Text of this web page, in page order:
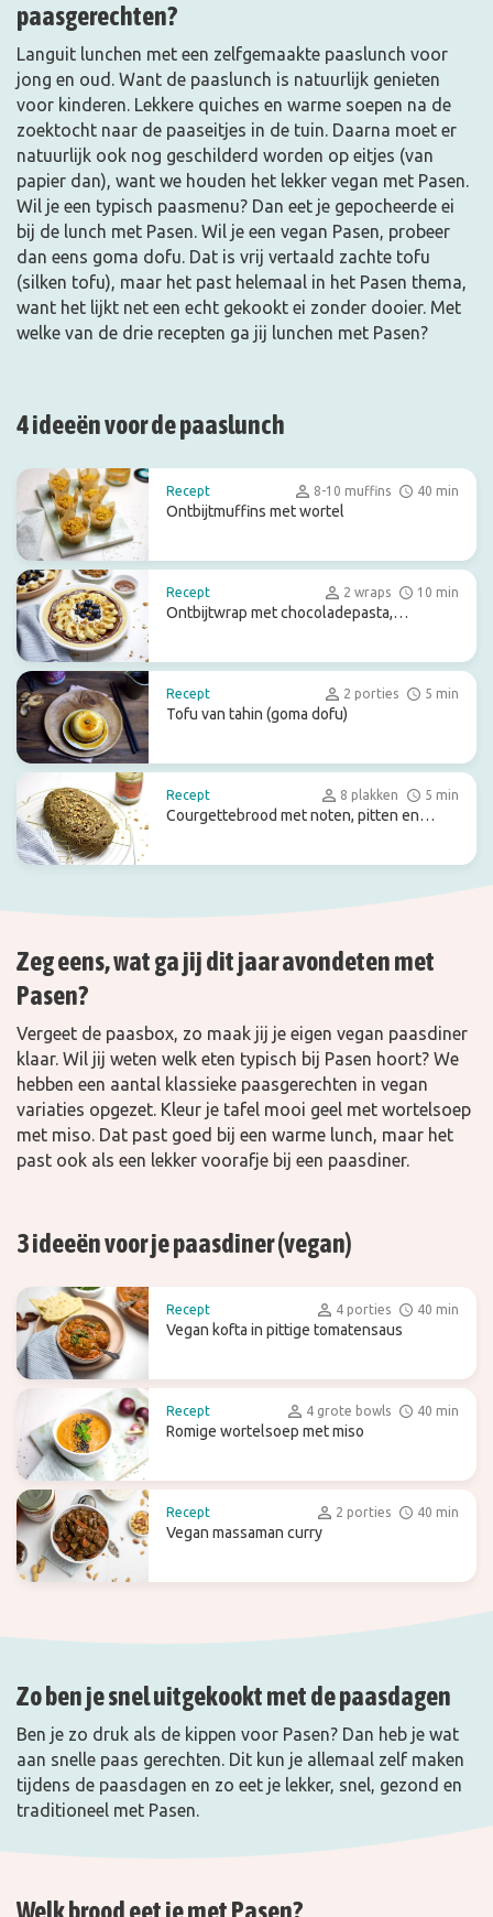
paasgerechten?
Languit lunchen met een zelfgemaakte paaslunch voor
jong en oud. Want de paaslunch is natuurlijk genieten
voor kinderen. Lekkere quiches en warme soepen na de
zoektocht naar de paaseitjes in de tuin. Daarna moet er
natuurlijk ook nog geschilderd worden op eitjes (van
papier dan), want we houden het lekker vegan met Pasen.
Wil je een typisch paasmenu? Dan eet je gepocheerde ei
bij de lunch met Pasen. Wil je een vegan Pasen, probeer
dan eens goma dofu. Dat is vrij vertaald zachte tofu
(silken tofu), maar het past helemaal in het Pasen thema,
want het lijkt net een echt gekookt ei zonder dooier. Met
welke van de drie recepten ga jij lunchen met Pasen?
4 ideeën voor de paaslunch
Recept 8-10 muffins 40 min
Ontbijtmuffins met wortel
Recept 2 wraps 10 min
Ontbijtwrap met chocoladepasta,
Recept 2 porties 5 min
Tofu van tahin (goma dofu)
Recept 8 plakken 5 min
Courgettebrood met noten, pitten en
Zeg eens, wat ga jij dit jaar avondeten met
Pasen?
Vergeet de paasbox, zo maak jij je eigen vegan paasdiner
klaar. Wil jij weten welk eten typisch bij Pasen hoort? We
hebben een aantal klassieke paasgerechten in vegan
variaties opgezet. Kleur je tafel mooi geel met wortelsoep
met miso. Dat past goed bij een warme lunch, maar het
past ook als een lekker voorafje bij een paasdiner.
3 ideeën voor je paasdiner (vegan)
Recept 4 porties 40 min
Vegan kofta in pittige tomatensaus
Recept 4 grote bowls 40 min
Romige wortelsoep met miso
Recept 2 porties 40 min
Vegan massaman curry
Zo ben je snel uitgekookt met de paasdagen
Ben je zo druk als de kippen voor Pasen? Dan heb je wat
aan snelle paas gerechten. Dit kun je allemaal zelf maken
tijdens de paasdagen en zo eet je lekker, snel, gezond en
traditioneel met Pasen.
Welk brood eet je met Pasen?